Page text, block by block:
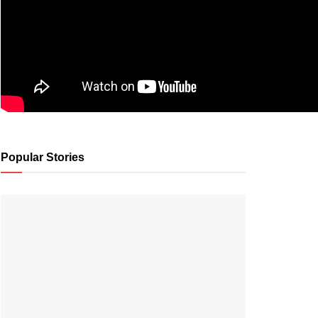
Popular Stories